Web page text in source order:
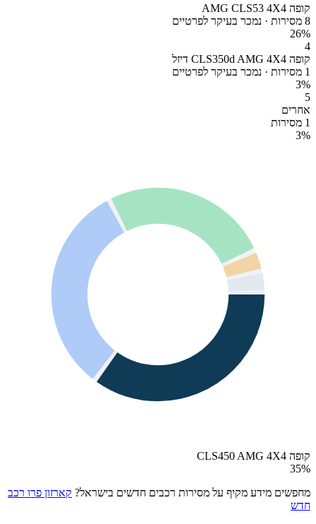
קופה AMG CLS53 4X4
8 מסירות · נמכר בעיקר לפרטיים
26%
4
קופה CLS350d AMG 4X4 דיזל
1 מסירות · נמכר בעיקר לפרטיים
3%
5
אחרים
1 מסירות
3%
קופה CLS450 AMG 4X4
35%
מחפשים מידע מקיף על מסירות רכבים חדשים בישראל? קארזון פרו רכב
חדש